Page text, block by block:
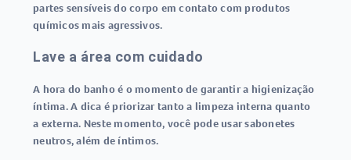
partes sensíveis do corpo em contato com produtos
químicos mais agressivos.
Lave a área com cuidado
A hora do banho é o momento de garantir a higienização
íntima. A dica é priorizar tanto a limpeza interna quanto
a externa. Neste momento, você pode usar sabonetes
neutros, além de íntimos.